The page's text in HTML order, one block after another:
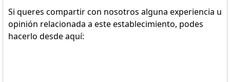
Si queres compartir con nosotros alguna experiencia u
opinión relacionada a este establecimiento, podes
hacerlo desde aquí: